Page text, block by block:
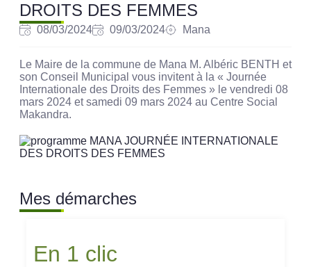
DROITS DES FEMMES
08/03/2024 09/03/2024 Mana
Le Maire de la commune de Mana M. Albéric BENTH et
son Conseil Municipal vous invitent à la « Journée
Internationale des Droits des Femmes » le vendredi 08
mars 2024 et samedi 09 mars 2024 au Centre Social
Makandra.
Mes démarches
En 1 clic